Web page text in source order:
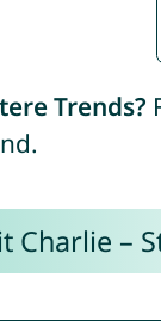
Trends?
Charlie –